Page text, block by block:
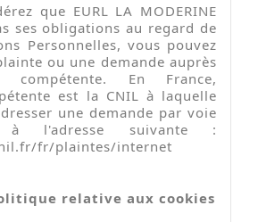
que EURL LA MODERINE
ses obligations au regard de
Personnelles, vous pouvez
ou une demande auprès
compétente. En France,
est la CNIL à laquelle
une demande par voie
à l'adresse suivante :
fr/plaintes/internet
relative aux cookies